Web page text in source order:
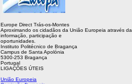
Europe Direct Trás-os-Montes
Aproximando os cidadãos da União Europeia através da
informação, participação e
oportunidades.
Instituto Politécnico de Bragança
Campus de Santa Apolónia
5300-253 Bragança
Portugal
LIGAÇÕES ÚTEIS
União Europeia